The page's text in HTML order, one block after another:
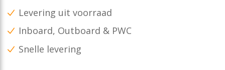
Levering uit voorraad
Inboard, Outboard & PWC
Snelle levering